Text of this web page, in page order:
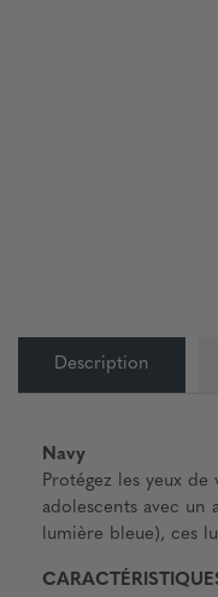
Description
Navy
Protégez les yeux
adolescents avec
lumière bleue), ces